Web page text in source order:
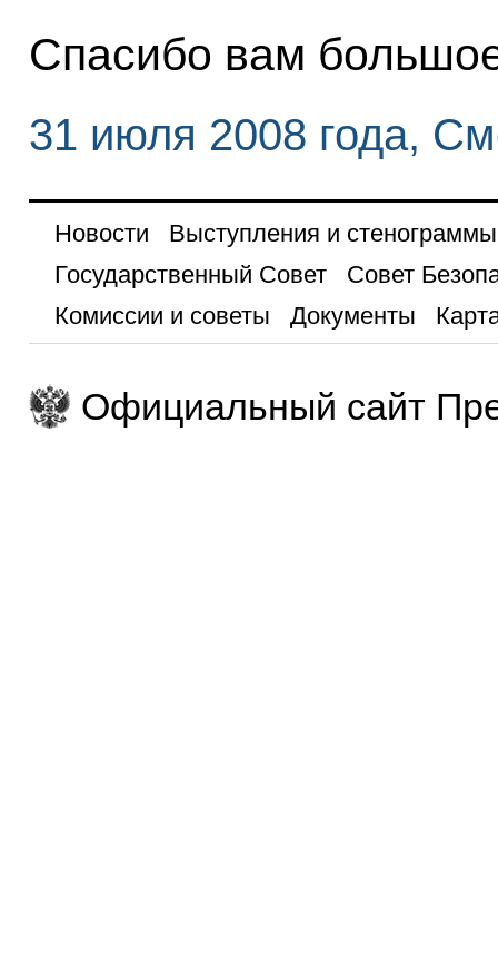
Спасибо вам
31 июля 2008 года,
Новости
Выступления и стенограммы
Государственный Совет
Совет
Комиссии и советы
Документы
Официальный сайт